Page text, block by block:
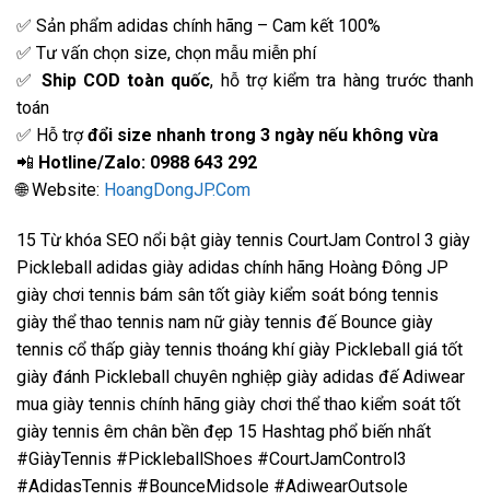
✅ Sản phẩm adidas chính hãng – Cam kết 100%
✅ Tư vấn chọn size, chọn mẫu miễn phí
✅ Ship COD toàn quốc, hỗ trợ kiểm tra hàng trước thanh
toán
✅ Hỗ trợđổi size nhanh trong 3 ngày nếu không vừa
📲 Hotline/Zalo: 0988 643 292
🌐 Website: HoangDongJP.Com
15 Từ khóa SEO nổi bật giày tennis CourtJam Control 3 giày
Pickleball adidas giày adidas chính hãng Hoàng Đông JP
giày chơi tennis bám sân tốt giày kiểm soát bóng tennis
giày thể thao tennis nam nữ giày tennis đế Bounce giày
tennis cổ thấp giày tennis thoáng khí giày Pickleball giá tốt
giày đánh Pickleball chuyên nghiệp giày adidas đế Adiwear
mua giày tennis chính hãng giày chơi thể thao kiểm soát tốt
giày tennis êm chân bền đẹp 15 Hashtag phổ biến nhất
#GiàyTennis #PickleballShoes #CourtJamControl3
#AdidasTennis #BounceMidsole #AdiwearOutsole